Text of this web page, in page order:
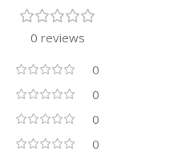
0 reviews
0
0
0
0